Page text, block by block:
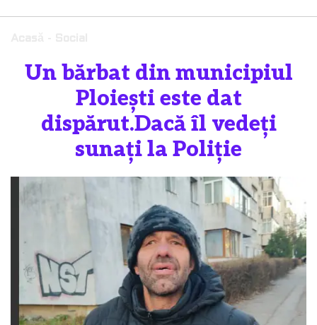
-
Un bărbat din municipiul
Ploiești este dat
dispărut.Dacă îl vedeți
sunați la Poliție